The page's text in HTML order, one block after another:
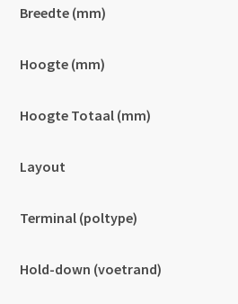
Breedte (mm)
Hoogte (mm)
Hoogte Totaal (mm)
Layout
Terminal (poltype)
Hold-down (voetrand)